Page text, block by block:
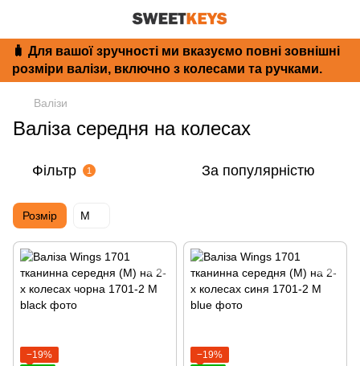
🧳 Для вашої зручності ми вказуємо повні зовнішні
розміри валізи, включно з колесами та ручками.
Валізи
Валіза середня на колесах
Фільтр 1 За популярністю
Розмір M
−19%
−19%